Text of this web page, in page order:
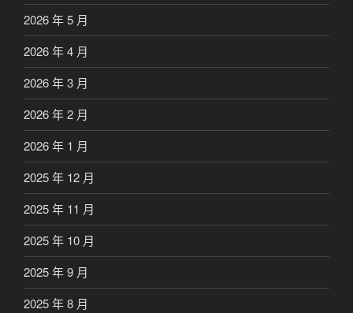
2026 年 5 月
2026 年 4 月
2026 年 3 月
2026 年 2 月
2026 年 1 月
2025 年 12 月
2025 年 11 月
2025 年 10 月
2025 年 9 月
2025 年 8 月